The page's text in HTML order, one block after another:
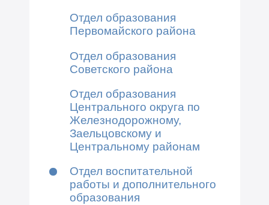
Отдел образования
Первомайского района
Отдел образования
Советского района
Отдел образования
Центрального округа по
Железнодорожному,
Заельцовскому и
Центральному районам
Отдел воспитательной
работы и дополнительного
образования